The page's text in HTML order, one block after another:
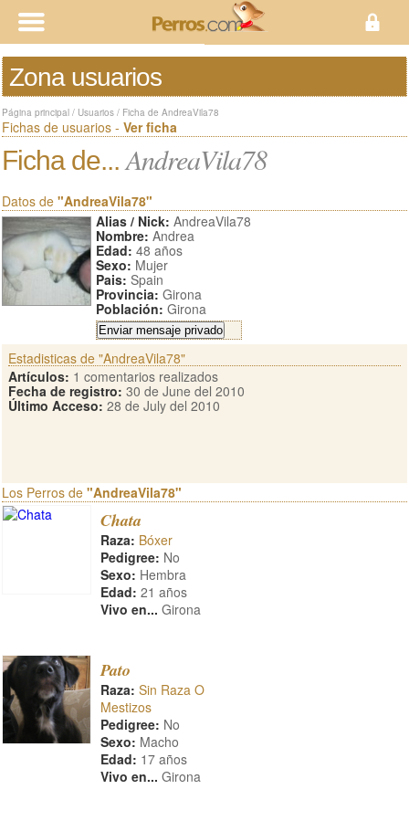
Zona usuarios
Página principal / Usuarios / Ficha de AndreaVila78
Fichas de usuarios - Ver ficha
Ficha de... AndreaVila78
Datos de "AndreaVila78"
Alias / Nick: AndreaVila78
Nombre: Andrea
Edad: 48 años
Sexo: Mujer
Pais: Spain
Provincia: Girona
Población: Girona
Estadisticas de "AndreaVila78"
Artículos: 1 comentarios realizados
Fecha de registro: 30 de June del 2010
Último Acceso: 28 de July del 2010
Los Perros de "AndreaVila78"
Chata
Raza: Bóxer
Pedigree: No
Sexo: Hembra
Edad: 21 años
Vivo en... Girona
Pato
Raza: Sin Raza O
Mestizos
Pedigree: No
Sexo: Macho
Edad: 17 años
Vivo en... Girona